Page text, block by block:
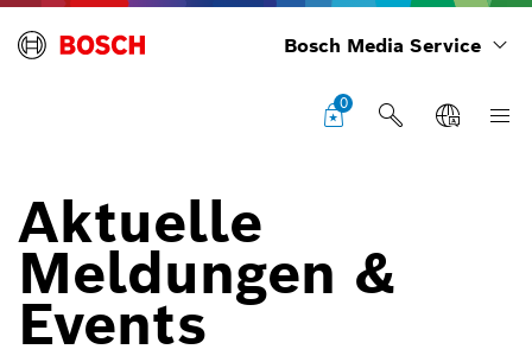
Bosch Media Service
0
Aktuelle
Meldungen &
Events